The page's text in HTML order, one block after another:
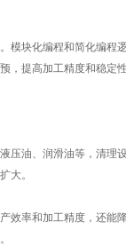
块化编程和简化编程
，提高加工精度和稳定性
油、润滑油等，清理
大。
率和加工精度，还能